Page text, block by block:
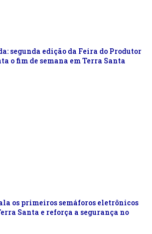
segunda edição da Feira do Produtor
o fim de semana em Terra Santa
os primeiros semáforos eletrônicos
Santa e reforça a segurança no